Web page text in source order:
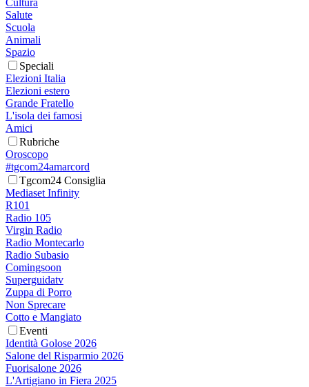
Salute
Scuola
Animali
Spazio
Speciali
Elezioni Italia
Elezioni estero
Grande Fratello
L'isola dei famosi
Amici
Rubriche
Oroscopo
#tgcom24amarcord
Tgcom24 Consiglia
Mediaset Infinity
R101
Radio 105
Virgin Radio
Radio Montecarlo
Radio Subasio
Comingsoon
Superguidatv
Zuppa di Porro
Non Sprecare
Cotto e Mangiato
Eventi
Identità Golose 2026
Salone del Risparmio 2026
Fuorisalone 2026
L'Artigiano in Fiera 2025